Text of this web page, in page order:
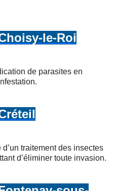
le-Roi
de parasites en
traitement des insectes
d’éliminer toute invasion.